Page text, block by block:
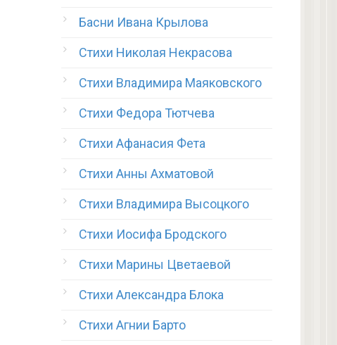
Басни Ивана Крылова
Стихи Николая Некрасова
Стихи Владимира Маяковского
Стихи Федора Тютчева
Стихи Афанасия Фета
Стихи Анны Ахматовой
Стихи Владимира Высоцкого
Стихи Иосифа Бродского
Стихи Марины Цветаевой
Стихи Александра Блока
Стихи Агнии Барто